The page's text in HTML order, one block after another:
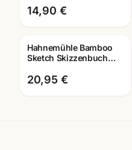
A4/A5 · Mannheim
14,90 €
Hahnemühle Bamboo
Sketch Skizzenbuch
A4/A5 · Künstlerbedarf
20,95 €